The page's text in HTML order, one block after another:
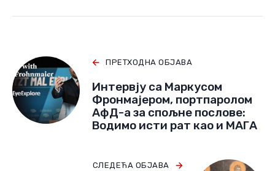
ПРЕТХОДНА ОБЈАВА
Интервју са Маркусом
Фронмајером, портпаролом
АфД-а за спољне послове:
Водимо исти рат као и МАГА
СЛЕДЕЋА ОБЈАВА